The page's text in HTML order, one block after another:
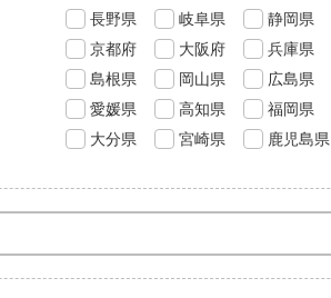
長野県
岐阜県 静岡県
京都府
大阪府 兵庫県
島根県
岡山県 広島県
愛媛県
高知県 福岡県
大分県
宮崎県 鹿児島県